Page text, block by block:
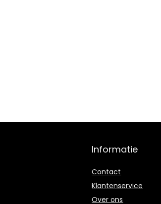
Informatie
Contact
Klantenservice
Over ons